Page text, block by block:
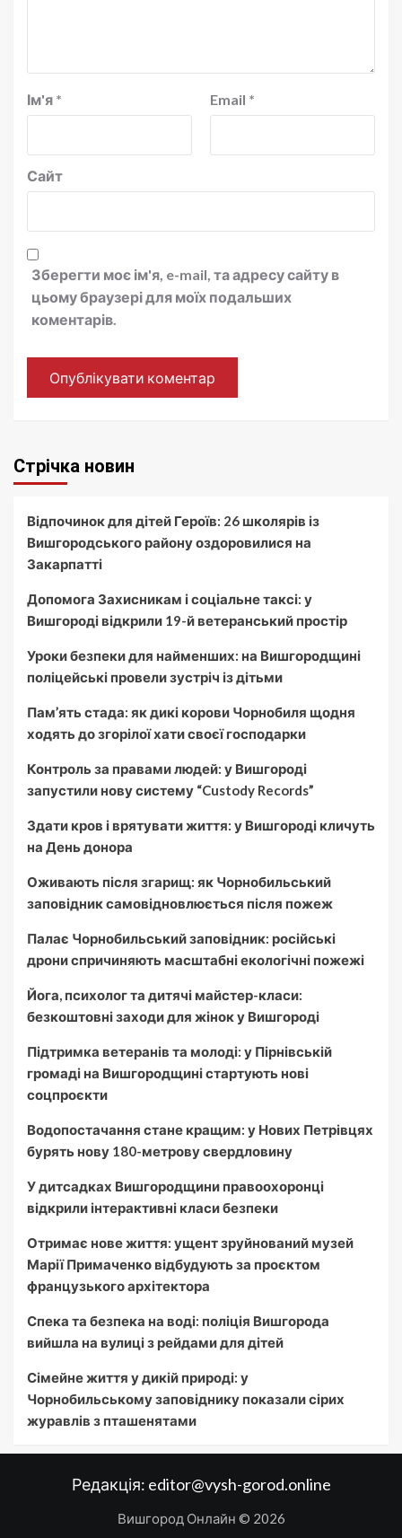
Ім'я * Email *
Сайт
Зберегти моє ім'я, e-mail, та адресу сайту в
цьому браузері для моїх подальших
коментарів.
Стрічка новин
Відпочинок для дітей Героїв: 26 школярів із
Вишгородського району оздоровилися на
Закарпатті
Допомога Захисникам і соціальне таксі: у
Вишгороді відкрили 19-й ветеранський простір
Уроки безпеки для найменших: на Вишгородщині
поліцейські провели зустріч із дітьми
Пам’ять стада: як дикі корови Чорнобиля щодня
ходять до згорілої хати своєї господарки
Контроль за правами людей: у Вишгороді
запустили нову систему “Custody Records”
Здати кров і врятувати життя: у Вишгороді кличуть
на День донора
Оживають після згарищ: як Чорнобильський
заповідник самовідновлюється після пожеж
Палає Чорнобильський заповідник: російські
дрони спричиняють масштабні екологічні пожежі
Йога, психолог та дитячі майстер-класи:
безкоштовні заходи для жінок у Вишгороді
Підтримка ветеранів та молоді: у Пірнівській
громаді на Вишгородщині стартують нові
соцпроєкти
Водопостачання стане кращим: у Нових Петрівцях
бурять нову 180-метрову свердловину
У дитсадках Вишгородщини правоохоронці
відкрили інтерактивні класи безпеки
Отримає нове життя: ущент зруйнований музей
Марії Примаченко відбудують за проєктом
французького архітектора
Спека та безпека на воді: поліція Вишгорода
вийшла на вулиці з рейдами для дітей
Сімейне життя у дикій природі: у
Чорнобильському заповіднику показали сірих
журавлів з пташенятами
Редакція: editor@vysh-gorod.online
Вишгород Онлайн © 2026